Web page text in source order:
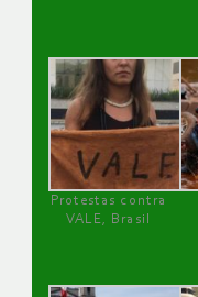
Protestas contra
VALE, Brasil